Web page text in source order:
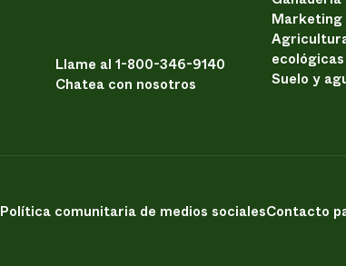
Llame al 1-800-346-9140
Chatea con nosotros
Marketing
ecológicas
Suelo y
Política comunitaria de medios socialesContacto